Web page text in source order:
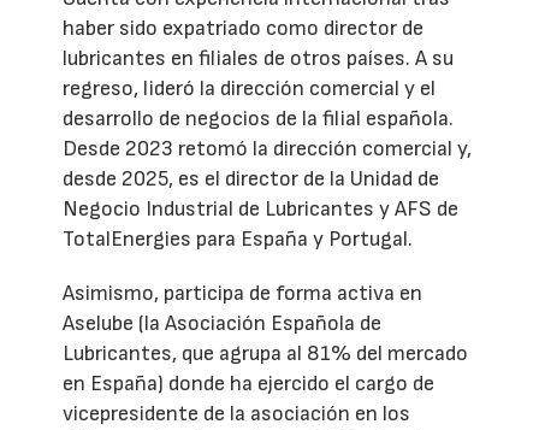
haber sido expatriado como director de
lubricantes en filiales de otros países. A su
regreso, lideró la dirección comercial y el
desarrollo de negocios de la filial española.
Desde 2023 retomó la dirección comercial y,
desde 2025, es el director de la Unidad de
Negocio Industrial de Lubricantes y AFS de
TotalEnergies para España y Portugal.
Asimismo, participa de forma activa en
Aselube (la Asociación Española de
Lubricantes, que agrupa al 81% del mercado
en España) donde ha ejercido el cargo de
vicepresidente de la asociación en los